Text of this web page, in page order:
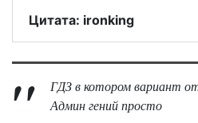
Цитата: ironking
ГДЗ в котором вариант
Админ гений просто